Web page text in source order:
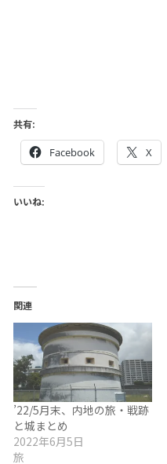
共有:
Facebook X
いいね:
関連
’22/5月末、内地の旅・戦跡
と城まとめ
2022年6月5日
旅